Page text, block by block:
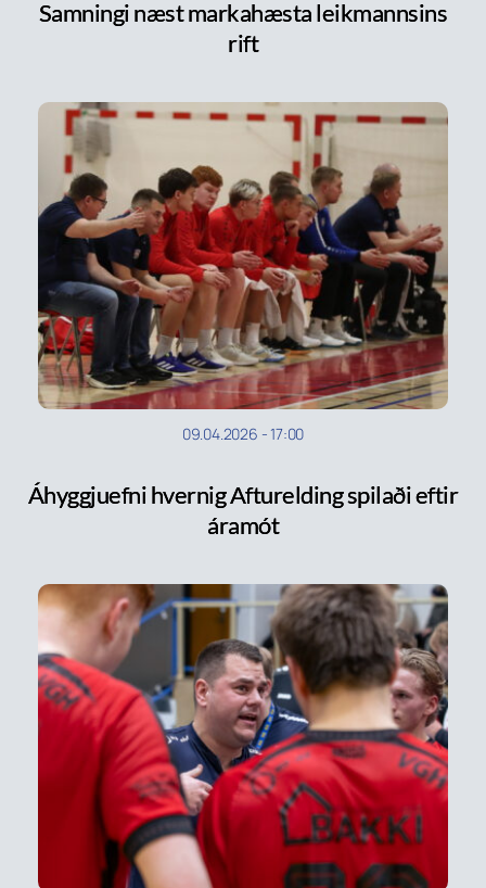
Samningi næst markahæsta leikmannsins
rift
09.04.2026 -17:00
Áhyggjuefni hvernig Afturelding spilaði eftir
áramót